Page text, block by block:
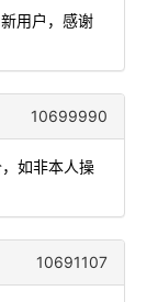
用户，感谢
10699990
如非本人操
10691107